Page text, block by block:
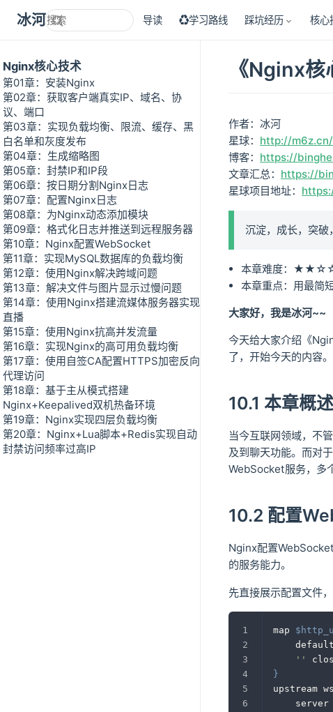
冰河技术 导读 ♻学习路线 踩坑经历 核心
Nginx核心技术
第01章：安装Nginx
第02章：获取客户端真实IP、域名、协
议、端口
第03章：实现负载均衡、限流、缓存、黑
白名单和灰度发布
第04章：生成缩略图
第05章：封禁IP和IP段
第06章：按日期分割Nginx日志
第07章：配置Nginx日志
第08章：为Nginx动态添加模块
第09章：格式化日志并推送到远程服务器
第10章：Nginx配置WebSocket
第11章：实现MySQL数据库的负载均衡
第12章：使用Nginx解决跨域问题
第13章：解决文件与图片显示过慢问题
第14章：使用Nginx搭建流媒体服务器实现
直播
第15章：使用Nginx抗高并发流量
第16章：实现Nginx的高可用负载均衡
第17章：使用自签CA配置HTTPS加密反向
代理访问
第18章：基于主从模式搭建
Nginx+Keepalived双机热备环境
第19章：Nginx实现四层负载均衡
第20章：Nginx+Lua脚本+Redis实现自动
封禁访问频率过高IP
《Nginx
作者：冰河
星球： http://
博客： https://
文章汇总： https://
星球项目地址：
沉淀，成长，突破
本章难度：
本章重点：用最简
大家好，我是冰河~~
今天给大家介绍《
了，开始今天的内容。
10.1 本章概述
当今互联网领域，不
及到聊天功能。而对
WebSocket服务，多
10.2 配置
Nginx配置
的服务能力。
先直接展示配置文件
map
''
}
upstream